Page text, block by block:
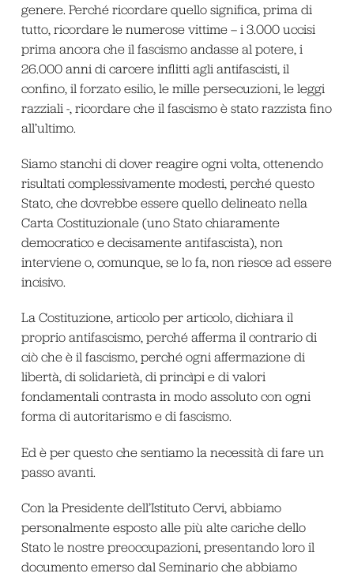
genere. Perché ricordare quello significa, prima di
tutto, ricordare le numerose vittime – i 3.000 uccisi
prima ancora che il fascismo andasse al potere, i
26.000 anni di carcere inflitti agli antifascisti, il
confino, il forzato esilio, le mille persecuzioni, le leggi
razziali -, ricordare che il fascismo è stato razzista fino
all’ultimo.
Siamo stanchi di dover reagire ogni volta, ottenendo
risultati complessivamente modesti, perché questo
Stato, che dovrebbe essere quello delineato nella
Carta Costituzionale (uno Stato chiaramente
democratico e decisamente antifascista), non
interviene o, comunque, se lo fa, non riesce ad essere
incisivo.
La Costituzione, articolo per articolo, dichiara il
proprio antifascismo, perché afferma il contrario di
ciò che è il fascismo, perché ogni affermazione di
libertà, di solidarietà, di princìpi e di valori
fondamentali contrasta in modo assoluto con ogni
forma di autoritarismo e di fascismo.
Ed è per questo che sentiamo la necessità di fare un
passo avanti.
Con la Presidente dell’Istituto Cervi, abbiamo
personalmente esposto alle più alte cariche dello
Stato le nostre preoccupazioni, presentando loro il
documento emerso dal Seminario che abbiamo